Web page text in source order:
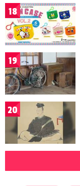
18
19
20